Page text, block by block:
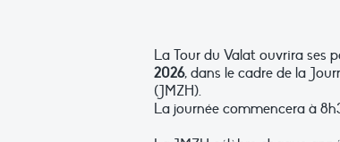
La Tour du Valat ouvrira ses
2026, dans le cadre de la
(JMZH).
La journée commencera à